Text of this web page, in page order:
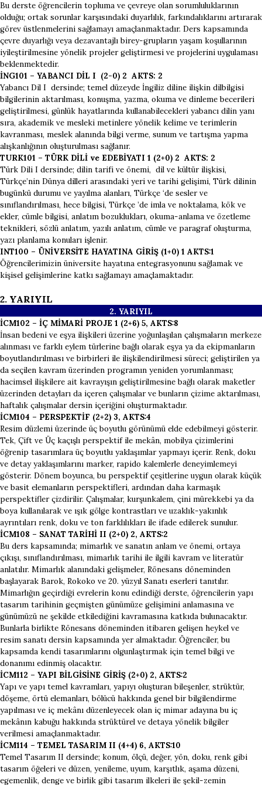
Bu derste öğrencilerin topluma ve çevreye olan sorumluluklarının
olduğu; ortak sorunlar karşısındaki duyarlılık, farkındalıklarını artırarak
görev üstlenmelerini sağlamayı amaçlanmaktadır. Ders kapsamında
çevre duyarlığı veya dezavantajlı birey-grupların yaşam koşullarının
iyileştirilmesine yönelik projeler geliştirmesi ve projelerini uygulaması
beklenmektedir.
İNG101 – YABANCI DİL I (2-0) 2 AKTS: 2
Yabancı Dil I dersinde; temel düzeyde İngiliz diline ilişkin dilbilgisi
bilgilerinin aktarılması, konuşma, yazma, okuma ve dinleme becerileri
geliştirilmesi, günlük hayatlarında kullanabilecekleri yabancı dilin yanı
sıra, akademik ve mesleki metinlere yönelik kelime ve terimlerin
kavranması, meslek alanında bilgi verme, sunum ve tartışma yapma
alışkanlığının oluşturulması sağlanır.
TURK101 – TÜRK DİLİ ve EDEBİYATI 1 (2+0) 2 AKTS: 2
Türk Dili I dersinde; dilin tarifi ve önemi, dil ve kültür ilişkisi,
Türkçe’nin Dünya dilleri arasındaki yeri ve tarihi gelişimi, Türk dilinin
bugünkü durumu ve yayılma alanları, Türkçe ‘de sesler ve
sınıflandırılması, hece bilgisi, Türkçe ’de imla ve noktalama, kök ve
ekler, cümle bilgisi, anlatım bozuklukları, okuma-anlama ve özetleme
teknikleri, sözlü anlatım, yazılı anlatım, cümle ve paragraf oluşturma,
yazı planlama konuları işlenir.
INT100 – ÜNİVERSİTE HAYATINA GİRİŞ (1+0) 1 AKTS:1
Öğrencilerimizin üniversite hayatına entegrasyonunu sağlamak ve
kişisel gelişimlerine katkı sağlamayı amaçlamaktadır.
2. YARIYIL
2. YARIYIL
İCM102 – İÇ MİMARİ PROJE 1 (2+6) 5, AKTS:8
İnsan bedeni ve eşya ilişkileri üzerine yoğunlaşılan çalışmaların merkeze
alınması ve farklı eylem türlerine bağlı olarak eşya ya da ekipmanların
boyutlandırılması ve birbirleri ile ilişkilendirilmesi süreci; geliştirilen ya
da seçilen kavram üzerinden programın yeniden yorumlanması;
hacimsel ilişkilere ait kavrayışın geliştirilmesine bağlı olarak maketler
üzerinden detayları da içeren çalışmalar ve bunların çizime aktarılması,
haftalık çalışmalar dersin içeriğini oluşturmaktadır.
İCM104 – PERSPEKTİF (2+2) 3, AKTS:4
Resim düzlemi üzerinde üç boyutlu görünümü elde edebilmeyi gösterir.
Tek, Çift ve Üç kaçışlı perspektif ile mekân, mobilya çizimlerini
öğrenip tasarımlara üç boyutlu yaklaşımlar yapmayı içerir. Renk, doku
ve detay yaklaşımlarını marker, rapido kalemlerle deneyimlemeyi
gösterir. Dönem boyunca, bu perspektif çeşitlerine uygun olarak küçük
ve basit elemanların perspektifleri, ardından daha karmaşık
perspektifler çizdirilir. Çalışmalar, kurşunkalem, çini mürekkebi ya da
boya kullanılarak ve ışık gölge kontrastları ve uzaklık-yakınlık
ayrıntıları renk, doku ve ton farklılıkları ile ifade edilerek sunulur.
İCM108 – SANAT TARİHİ II (2+0) 2, AKTS:2
Bu ders kapsamında; mimarlık ve sanatın anlam ve önemi, ortaya
çıkışı, sınıflandırılması, mimarlık tarihi ile ilgili kavram ve literatür
anlatılır. Mimarlık alanındaki gelişmeler, Rönesans döneminden
başlayarak Barok, Rokoko ve 20. yüzyıl Sanatı eserleri tanıtılır.
Mimarlığın geçirdiği evrelerin konu edindiği derste, öğrencilerin yapı
tasarım tarihinin geçmişten günümüze gelişimini anlamasına ve
günümüzü ne şekilde etkilediğini kavramasına katkıda bulunacaktır.
Bunlarla birlikte Rönesans döneminden itibaren gelişen heykel ve
resim sanatı dersin kapsamında yer almaktadır. Öğrenciler, bu
kapsamda kendi tasarımlarını olgunlaştırmak için temel bilgi ve
donanımı edinmiş olacaktır.
İCM112 – YAPI BİLGİSİNE GİRİŞ (2+0) 2, AKTS:2
Yapı ve yapı temel kavramları, yapıyı oluşturan bileşenler, strüktür,
döşeme, örtü elemanları, bölücü hakkında genel bir bilgilendirme
yapılması ve iç mekânı düzenleyecek olan iç mimar adayına bu iç
mekânın kabuğu hakkında strüktürel ve detaya yönelik bilgiler
verilmesi amaçlanmaktadır.
İCM114 – TEMEL TASARIM II (4+4) 6, AKTS:10
Temel Tasarım II dersinde; konum, ölçü, değer, yön, doku, renk gibi
tasarım öğeleri ve düzen, yenileme, uyum, karşıtlık, aşama düzeni,
egemenlik, denge ve birlik gibi tasarım ilkeleri ile şekil-zemin